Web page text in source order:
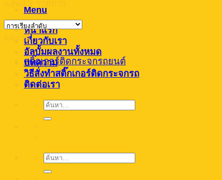
Menu
หน้าแรก
เกี่ยวกับเรา
อัลบั้มผลงานทั้งหมด
บทความ
วิธีสั่งทำสติ๊กเกอร์ติดกระจกรถ
ติดต่อเรา
ค้นหา:
ค้นหา:
ผลงาน
สติ๊กเกอร์ติดกระจกรถยนต์